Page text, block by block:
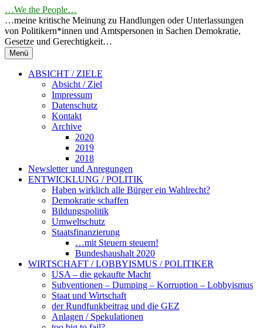
Springe
zum
Inhalt
…We the People…
…meine kritische Meinung zu Handlungen oder Unterlassungen
von Politikern*innen und Amtspersonen in Sachen Demokratie,
Gesetze und Gerechtigkeit…
Menü
ABSICHT / ZIELE
Absicht / Ziel
Impressum
Datenschutz
Kontakt
Archive
2020
2019
2018
Newsletter und Anregungen
ENTWICKLUNG / POLITIK
Haben wirklich alle Bürger ein Wahlrecht?
Demokratie schaffen
Bildungspolitik
Umweltschutz
Staatsfinanzierung
…mit Steuern steuern!
Bundeshaushalt 2020
WIRTSCHAFT / LOBBYISMUS / POLITIKER
USA – die gekaufte Macht
Subventionen – Dumping – Korruption – Lobbyismus
Staat und Wirtschaft
der Rundfunkbeitrag und die GEZ
Anlagen / Spekulationen